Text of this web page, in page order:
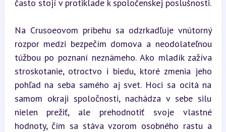
často stojí v protiklade k spoločenskej poslušnosti.
Na Crusoeovom príbehu sa odzrkadľuje vnútorný
rozpor medzi bezpečím domova a neodolateľnou
túžbou po poznaní neznámeho. Ako mladík zažíva
stroskotanie, otroctvo i biedu, ktoré zmenia jeho
pohľad na seba samého aj svet. Hoci sa ocitá na
samom okraji spoločnosti, nachádza v sebe silu
nielen prežiť, ale prehodnotiť svoje vlastné
hodnoty, čím sa stáva vzorom osobného rastu a